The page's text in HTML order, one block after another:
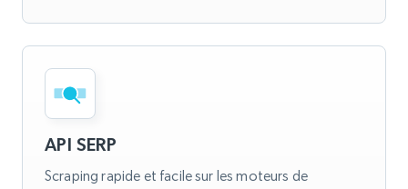
API SERP
Scraping rapide et facile sur les moteurs de